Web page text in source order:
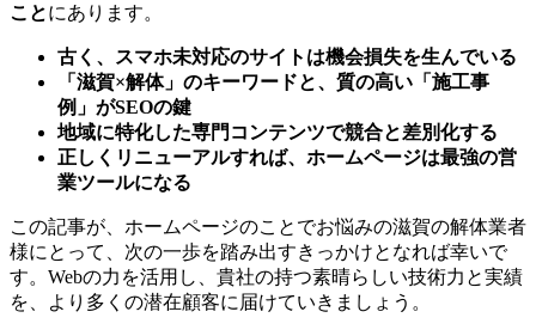
ことにあります。
古く、スマホ未対応のサイトは機会損失を生んでいる
「滋賀×解体」のキーワードと、質の高い「施工事
例」がSEOの鍵
地域に特化した専門コンテンツで競合と差別化する
正しくリニューアルすれば、ホームページは最強の営
業ツールになる
この記事が、ホームページのことでお悩みの滋賀の解体業者
様にとって、次の一歩を踏み出すきっかけとなれば幸いで
す。Webの力を活用し、貴社の持つ素晴らしい技術力と実績
を、より多くの潜在顧客に届けていきましょう。